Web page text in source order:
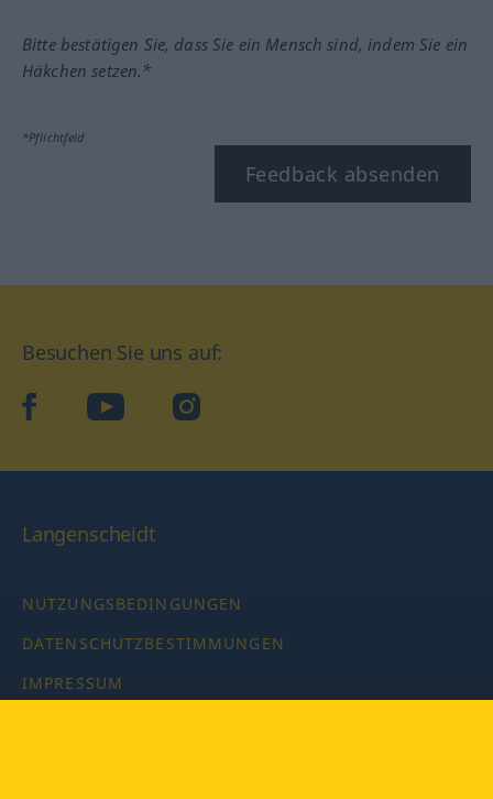
Bitte bestätigen Sie, dass Sie ein Mensch sind, indem Sie ein
Häkchen setzen.*
*Pflichtfeld
Feedback absenden
Besuchen Sie uns auf:
facebookYouTube Instagram
Langenscheidt
NUTZUNGSBEDINGUNGEN
DATENSCHUTZBESTIMMUNGEN
IMPRESSUM